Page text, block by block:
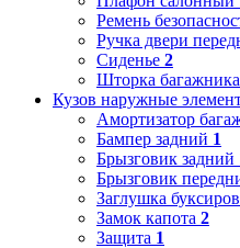
Ремень
Ручка двери
Сиденье 2
Шторка багажника
Кузов наружные
Амортизатор
Бампер задний 1
Брызговик задний
Брызговик
Заглушка
Замок капота 2
Защита 1